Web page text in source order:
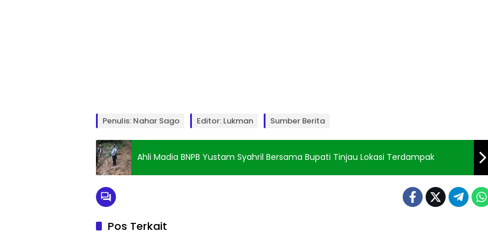
Penulis: Nahar Sago Editor: Lukman Sumber Berita
Ahli Madia BNPB Yustam Syahril Bersama Bupati Tinjau Lokasi Terdampak
Pos Terkait